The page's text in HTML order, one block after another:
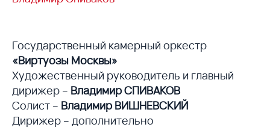
Государственный камерный оркестр
«Виртуозы Москвы»
Художественный руководитель и главный
дирижер – Владимир СПИВАКОВ
Солист – Владимир ВИШНЕВСКИЙ
Дирижер – дополнительно